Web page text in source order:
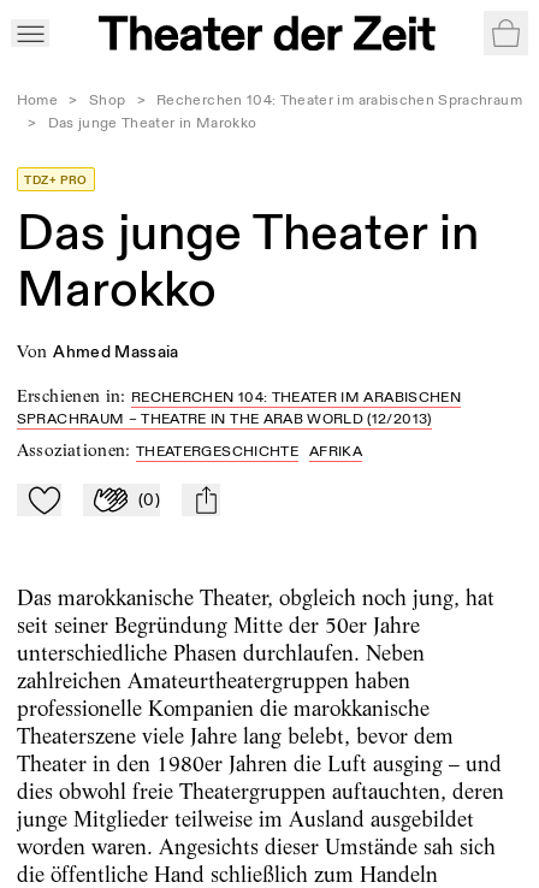
Home > Shop >
Recherchen 104: Theater im arabischen Sprachraum
>
Das junge Theater in Marokko
TDZ+ PRO
Das junge Theater in
Marokko
von Ahmed Massaia
Erschienen in: RECHERCHEN 104: THEATER IM ARABISCHEN
SPRACHRAUM – THEATRE IN THE ARAB WORLD (12/2013)
Assoziationen:THEATERGESCHICHTE AFRIKA
Zu Mein-TdZ hinzufügen
Applaudieren
(0) mail
Das marokkanische Theater, obgleich noch jung, hat
seit seiner Begründung Mitte der 50er Jahre
unterschiedliche Phasen durchlaufen. Neben
zahlreichen Amateurtheatergruppen haben
professionelle Kompanien die marokkanische
Theaterszene viele Jahre lang belebt, bevor dem
Theater in den 1980er Jahren die Luft ausging – und
dies obwohl freie Theatergruppen auftauchten, deren
junge Mitglieder teilweise im Ausland ausgebildet
worden waren. Angesichts dieser Umstände sah sich
die öffentliche Hand schließlich zum Handeln